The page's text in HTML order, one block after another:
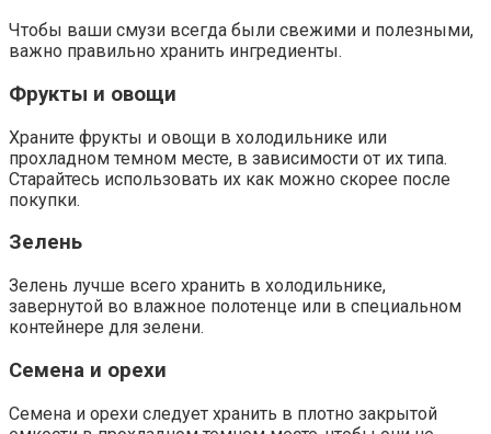
Чтобы ваши смузи всегда были свежими и полезными,
важно правильно хранить ингредиенты.
Фрукты и овощи
Храните фрукты и овощи в холодильнике или
прохладном темном месте, в зависимости от их типа.
Старайтесь использовать их как можно скорее после
покупки.
Зелень
Зелень лучше всего хранить в холодильнике,
завернутой во влажное полотенце или в специальном
контейнере для зелени.
Семена и орехи
Семена и орехи следует хранить в плотно закрытой